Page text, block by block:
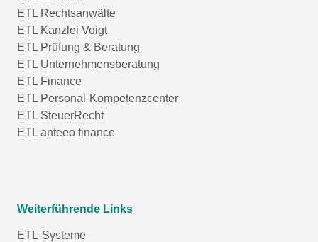
ETL Rechtsanwälte
ETL Kanzlei Voigt
ETL Prüfung & Beratung
ETL Unternehmensberatung
ETL Finance
ETL Personal-Kompetenzcenter
ETL SteuerRecht
ETL anteeo finance
Weiterführende Links
ETL-Systeme